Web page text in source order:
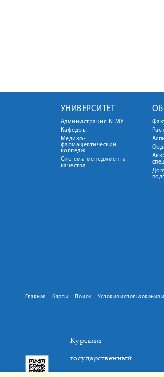
УНИВЕРСИТЕТ
Администрация КГМУ
Кафедры
Медико-
фармацевтический
колледж
Система менеджмента
качества
Главная Карты Поиск Условия использования
Курский
государственный